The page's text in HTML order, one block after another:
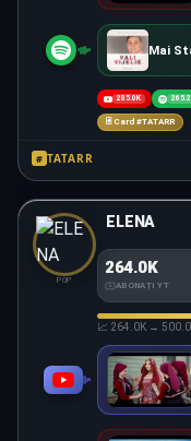
2026",
de calitate și
Mai
285.0K
🃏 Card #TATARR
# TATARR
POP
ELENA
264.0K
ABONAȚI YT
📈 264.0K →